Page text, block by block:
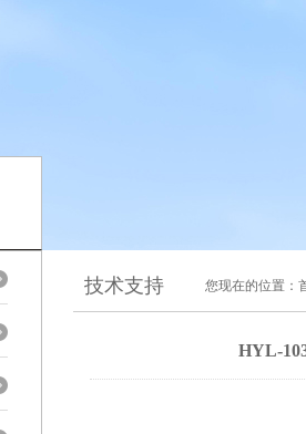
技术支持 您现在的位置：
​HYL-